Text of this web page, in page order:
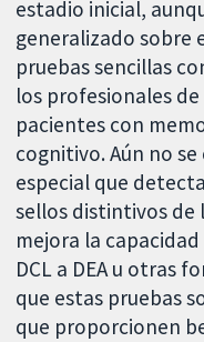
estadio inicial,
generalizado sobre
pruebas sencillas
los profesionales
pacientes con
cognitivo. Aún no se
especial que
sellos distintivos
mejora la
DCL a DEA u otras
que estas pruebas
que proporcionen